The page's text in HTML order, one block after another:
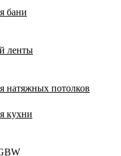
бани
ленты
натяжных потолков
кухни